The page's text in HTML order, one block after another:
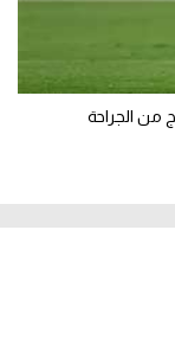
الجراحة